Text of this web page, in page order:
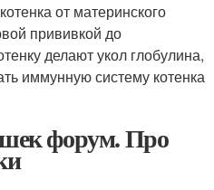
от материнского
прививкой до
делают укол глобулина,
иммунную систему котенка
форум. Про